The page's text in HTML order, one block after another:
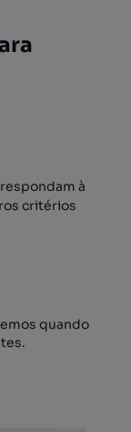
à
critérios
quando